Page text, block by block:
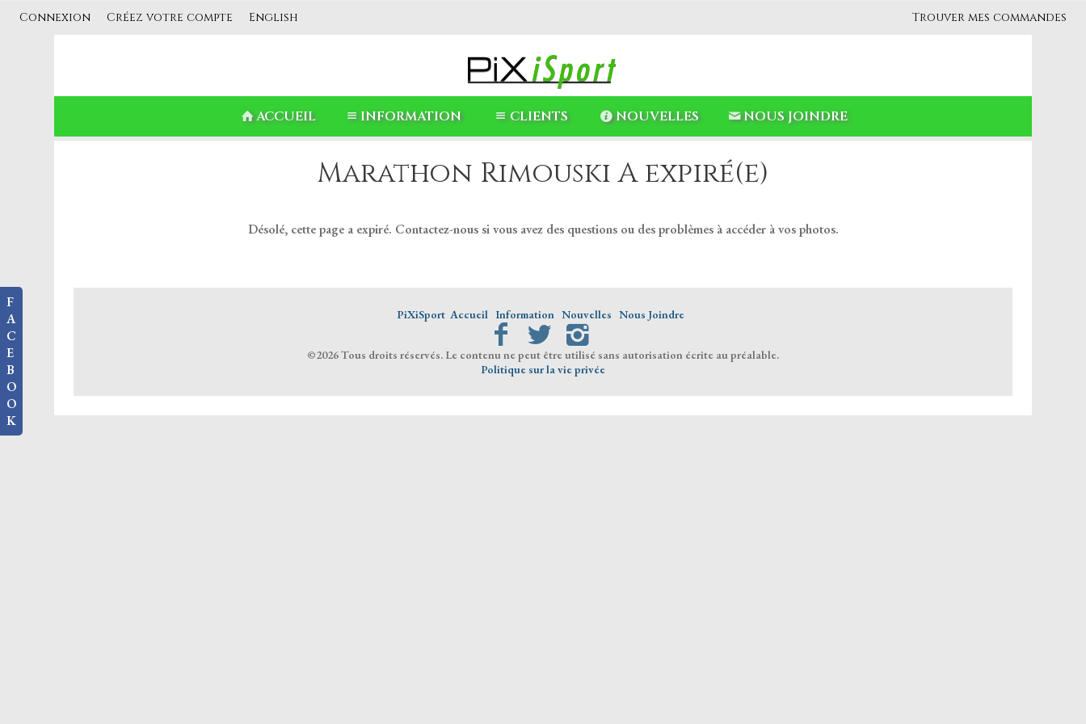
Connexion Créez votre compte English Trouver mes commandes
F
A
C
E
B
O
O
K
ACCUEIL INFORMATION CLIENTS NOUVELLES NOUS JOINDRE
Marathon Rimouski A expiré(e)
Désolé, cette page a expiré. Contactez-nous si vous avez des questions ou des problèmes à accéder à vos photos.
PiXiSport Accueil Information Nouvelles Nous Joindre
©2026 Tous droits réservés. Le contenu ne peut être utilisé sans autorisation écrite au préalable.
Politique sur la vie privée